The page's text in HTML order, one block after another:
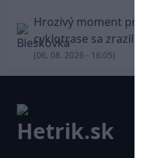
Hrozivý moment pre
cyklotrase sa zrazil s
(06. 08. 2026 - 16:05)